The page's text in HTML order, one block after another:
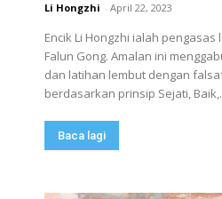
Li Hongzhi - April 22, 2023
Encik Li Hongzhi ialah
Falun Gong. Amalan ini
dan latihan lembut dengan
berdasarkan prinsip Sejati,
Baca lagi